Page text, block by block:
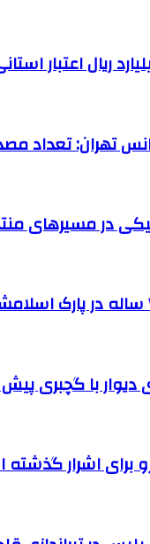
تهران: تعداد
در مسیرهای
دیوار با گچبری
برای اشرار